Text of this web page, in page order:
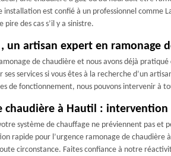
est confié à un professionnel comme
des cas s’il y a sinistre.
, un artisan expert en ramonage
de chaudière et nous avons déjà
services si vous êtes à la recherche d’un
de fonctionnement, nous pouvons intervenir à
chaudière à Hautil : intervention
système de chauffage ne préviennent pas et
rapide pour l’urgence ramonage de
circonstance. Faites confiance à notre